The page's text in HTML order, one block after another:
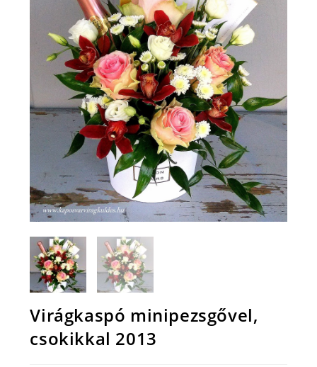
Virágkaspó minipezsgővel,
csokikkal 2013